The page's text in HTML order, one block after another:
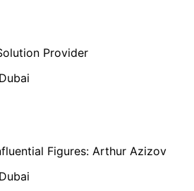
Provider
Figures: Arthur Azizov